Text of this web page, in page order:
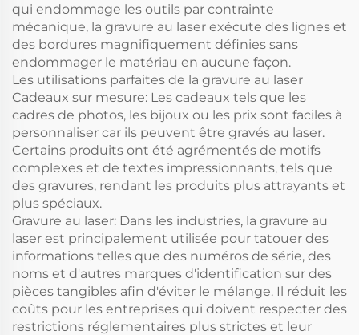
qui endommage les outils par contrainte
mécanique, la gravure au laser exécute des lignes et
des bordures magnifiquement définies sans
endommager le matériau en aucune façon.
Les utilisations parfaites de la gravure au laser
Cadeaux sur mesure: Les cadeaux tels que les
cadres de photos, les bijoux ou les prix sont faciles à
personnaliser car ils peuvent être gravés au laser.
Certains produits ont été agrémentés de motifs
complexes et de textes impressionnants, tels que
des gravures, rendant les produits plus attrayants et
plus spéciaux.
Gravure au laser: Dans les industries, la gravure au
laser est principalement utilisée pour tatouer des
informations telles que des numéros de série, des
noms et d'autres marques d'identification sur des
pièces tangibles afin d'éviter le mélange. Il réduit les
coûts pour les entreprises qui doivent respecter des
restrictions réglementaires plus strictes et leur